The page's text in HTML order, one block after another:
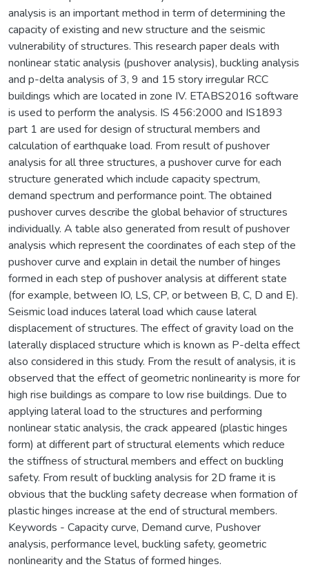
analysis is an important method in term of determining the
capacity of existing and new structure and the seismic
vulnerability of structures. This research paper deals with
nonlinear static analysis (pushover analysis), buckling analysis
and p-delta analysis of 3, 9 and 15 story irregular RCC
buildings which are located in zone IV. ETABS2016 software
is used to perform the analysis. IS 456:2000 and IS1893
part 1 are used for design of structural members and
calculation of earthquake load. From result of pushover
analysis for all three structures, a pushover curve for each
structure generated which include capacity spectrum,
demand spectrum and performance point. The obtained
pushover curves describe the global behavior of structures
individually. A table also generated from result of pushover
analysis which represent the coordinates of each step of the
pushover curve and explain in detail the number of hinges
formed in each step of pushover analysis at different state
(for example, between IO, LS, CP, or between B, C, D and E).
Seismic load induces lateral load which cause lateral
displacement of structures. The effect of gravity load on the
laterally displaced structure which is known as P-delta effect
also considered in this study. From the result of analysis, it is
observed that the effect of geometric nonlinearity is more for
high rise buildings as compare to low rise buildings. Due to
applying lateral load to the structures and performing
nonlinear static analysis, the crack appeared (plastic hinges
form) at different part of structural elements which reduce
the stiffness of structural members and effect on buckling
safety. From result of buckling analysis for 2D frame it is
obvious that the buckling safety decrease when formation of
plastic hinges increase at the end of structural members.
Keywords - Capacity curve, Demand curve, Pushover
analysis, performance level, buckling safety, geometric
nonlinearity and the Status of formed hinges.